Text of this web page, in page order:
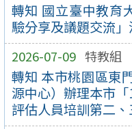
轉知 國立臺中教育
驗分享及議題交流」
2026-07-09 特教組
轉知 本市桃園區東
源中心）辦理本市
評估人員培訓第二、